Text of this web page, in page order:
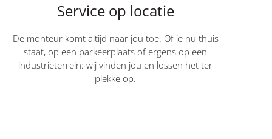
Service op locatie
De monteur komt altijd naar jou toe. Of je nu thuis
staat, op een parkeerplaats of ergens op een
industrieterrein: wij vinden jou en lossen het ter
plekke op.